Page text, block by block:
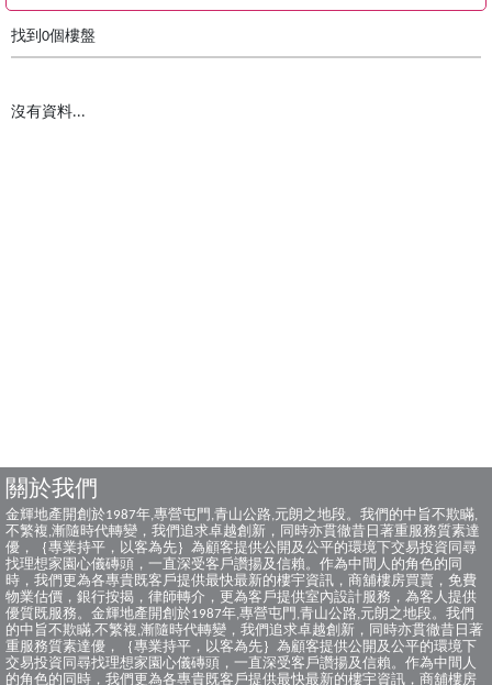
找到0個樓盤
沒有資料...
關於我們
金輝地產開創於1987年,專營屯門,青山公路,元朗之地段。我們的中旨不欺瞞,
不繁複,漸隨時代轉變，我們追求卓越創新，同時亦貫徹昔日著重服務質素達
優，｛專業持平，以客為先｝為顧客提供公開及公平的環境下交易投資同尋
找理想家園心儀磚頭，一直深受客戶讚揚及信賴。作為中間人的角色的同
時，我們更為各專貴既客戶提供最快最新的樓宇資訊，商舖樓房買賣，免費
物業估價，銀行按揭，律師轉介，更為客戶提供室內設計服務，為客人提供
優質既服務。金輝地產開創於1987年,專營屯門,青山公路,元朗之地段。我們
的中旨不欺瞞,不繁複,漸隨時代轉變，我們追求卓越創新，同時亦貫徹昔日著
重服務質素達優，｛專業持平，以客為先｝為顧客提供公開及公平的環境下
交易投資同尋找理想家園心儀磚頭，一直深受客戶讚揚及信賴。作為中間人
的角色的同時，我們更為各專貴既客戶提供最快最新的樓宇資訊，商舖樓房